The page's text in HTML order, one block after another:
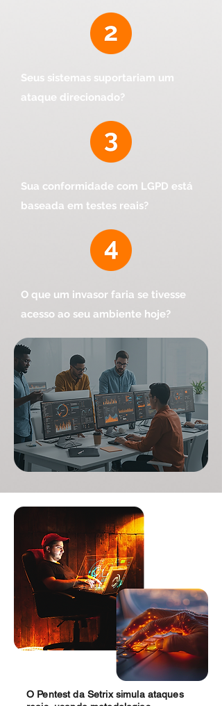
Seus sistemas suportariam um
ataque direcionado?
Sua conformidade com LGPD está
baseada em testes reais?
O que um invasor faria se tivesse
acesso ao seu ambiente hoje?
O Pentest da Setrix simula ataques